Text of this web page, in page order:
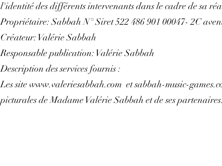
l'identité des différents intervenants dans le cadre de sa
Propriétaire: Sabbah N° Siret 522 486 901 00047- 2C
Créateur: Valérie Sabbah
Responsable publication: Valérie Sabbah
Description des services fournis :
Les site www.valeriesabbah.com et sabbah-music-
picturales de Madame Valérie Sabbah et de ses partenaires.